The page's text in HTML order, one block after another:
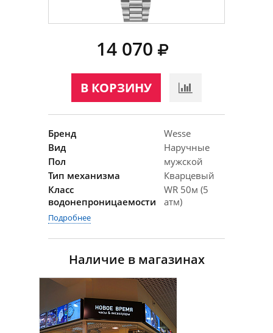
14 070
В КОРЗИНУ
Бренд
Wesse
Вид
Наручные
Пол
мужской
Тип механизма
Кварцевый
Класс
водонепроницаемости
WR 50м (5
атм)
Подробнее
Наличие в магазинах